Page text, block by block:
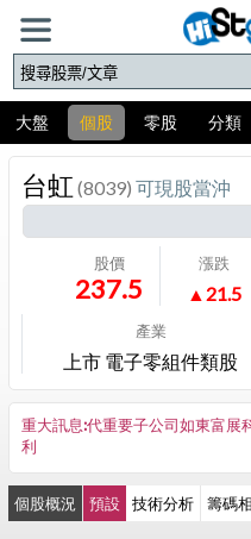
大盤 個股 零股 分類
台虹 (8039) 可現股當沖
股價
237.5
漲跌
▲21.5
產業
上市 電子零組件類股
重大訊息:代重要子公司如東富展
利
個股概況 預設 技術分析 籌碼